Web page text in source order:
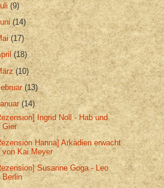
(9)
(14)
(17)
(18)
(10)
(13)
(14)
Ingrid Noll - Hab und
Gier
Hanna] Arkadien erwacht
von Kai Meyer
Susanne Goga - Leo
Berlin